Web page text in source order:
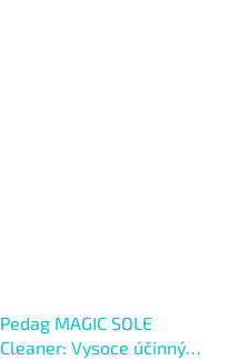
Pedag MAGIC SOLE
Cleaner: Vysoce účinný